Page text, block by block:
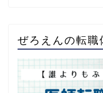
ぜろえんの転職